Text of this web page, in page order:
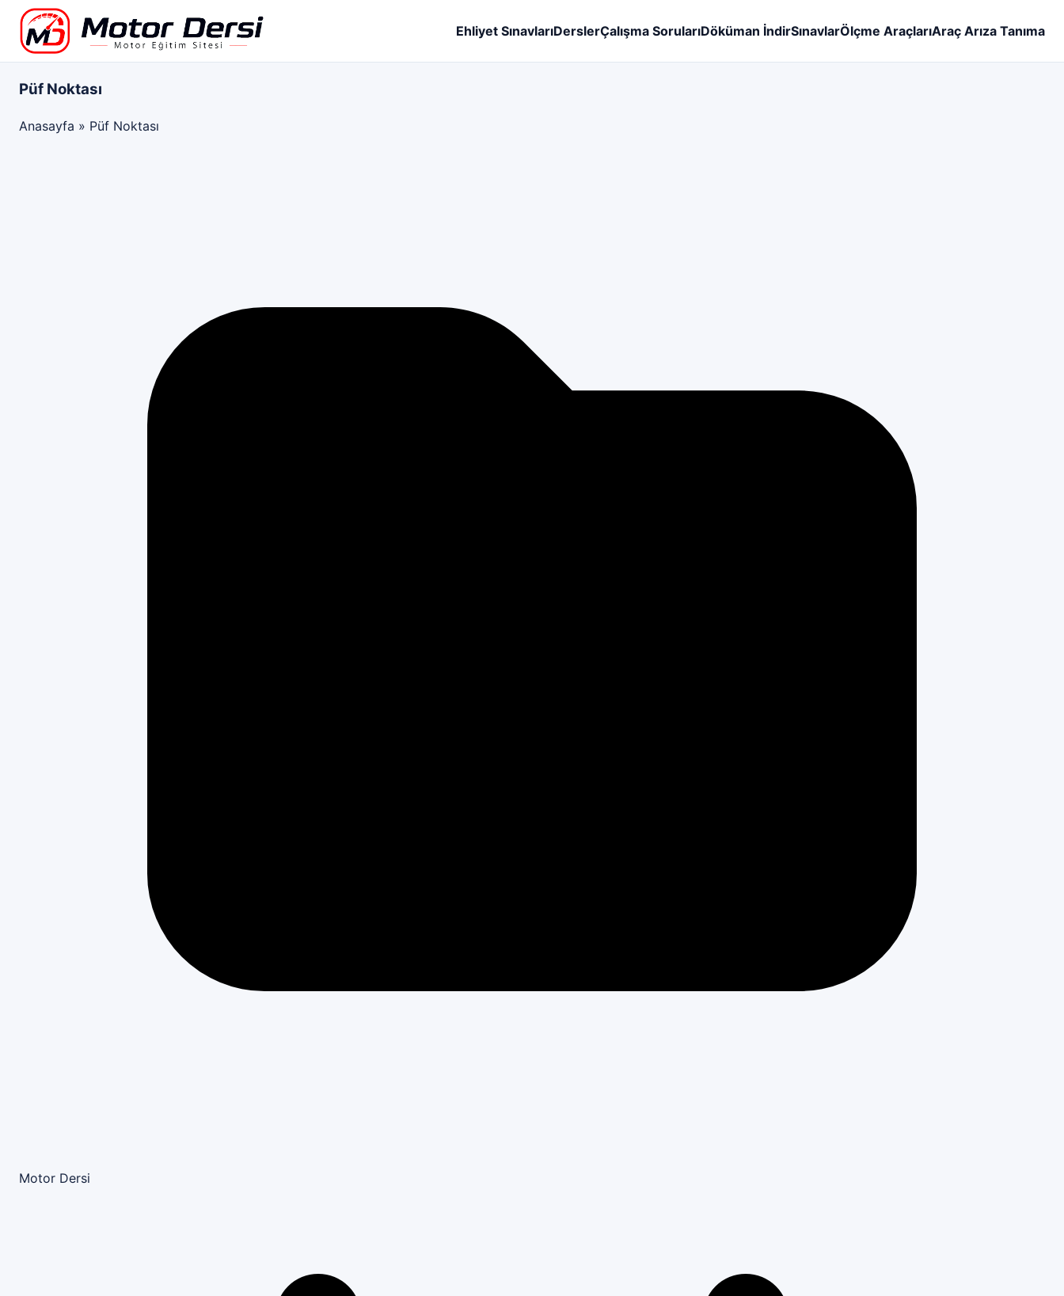
Motor Dersi
Ehliyet SınavlarıDerslerÇalışma SorularıDöküman İndirSınavlarÖlçme AraçlarıAraç Arıza Tanıma
Püf Noktası
Anasayfa » Püf Noktası
Motor Dersi